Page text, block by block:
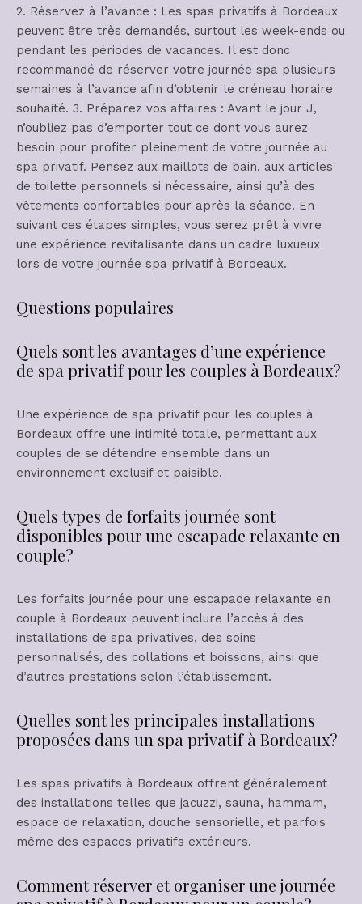
2. Réservez à l’avance : Les spas privatifs à Bordeaux
peuvent être très demandés, surtout les week-ends ou
pendant les périodes de vacances. Il est donc
recommandé de réserver votre journée spa plusieurs
semaines à l’avance afin d’obtenir le créneau horaire
souhaité. 3. Préparez vos affaires : Avant le jour J,
n’oubliez pas d’emporter tout ce dont vous aurez
besoin pour profiter pleinement de votre journée au
spa privatif. Pensez aux maillots de bain, aux articles
de toilette personnels si nécessaire, ainsi qu’à des
vêtements confortables pour après la séance. En
suivant ces étapes simples, vous serez prêt à vivre
une expérience revitalisante dans un cadre luxueux
lors de votre journée spa privatif à Bordeaux.
Questions populaires
Quels sont les avantages d’une expérience
de spa privatif pour les couples à Bordeaux?
Une expérience de spa privatif pour les couples à
Bordeaux offre une intimité totale, permettant aux
couples de se détendre ensemble dans un
environnement exclusif et paisible.
Quels types de forfaits journée sont
disponibles pour une escapade relaxante en
couple?
Les forfaits journée pour une escapade relaxante en
couple à Bordeaux peuvent inclure l’accès à des
installations de spa privatives, des soins
personnalisés, des collations et boissons, ainsi que
d’autres prestations selon l’établissement.
Quelles sont les principales installations
proposées dans un spa privatif à Bordeaux?
Les spas privatifs à Bordeaux offrent généralement
des installations telles que jacuzzi, sauna, hammam,
espace de relaxation, douche sensorielle, et parfois
même des espaces privatifs extérieurs.
Comment réserver et organiser une journée